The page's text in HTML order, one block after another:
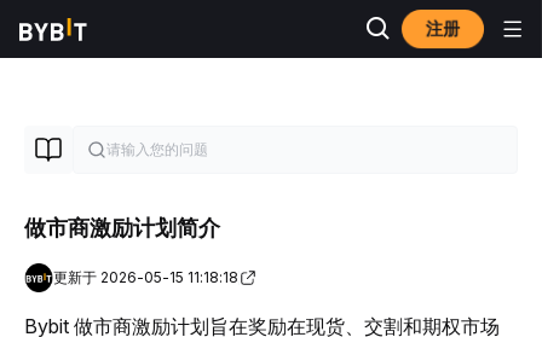
注册
做市商激励计划简介
更新于 2026-05-15 11:18:18
Bybit 做市商激励计划旨在奖励在现货、交割和期权市场